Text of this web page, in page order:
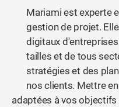
Mariami est experte
gestion de projet.
digitaux
tailles et de tous
stratégies et des
nos clients. Mettre
adaptées à vos